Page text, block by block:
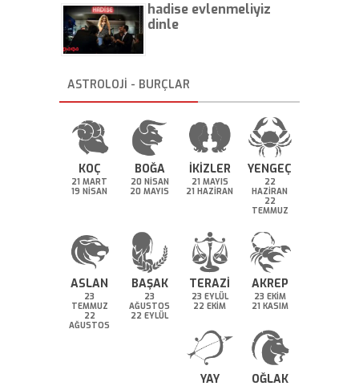
hadise evlenmeliyiz
dinle
ASTROLOJİ - BURÇLAR
KOÇ
21 MART
19 NİSAN
BOĞA
20 NİSAN
20 MAYIS
İKİZLER
21 MAYIS
21 HAZİRAN
YENGEÇ
22
HAZİRAN
22
TEMMUZ
ASLAN
23
TEMMUZ
22
AĞUSTOS
BAŞAK
23
AĞUSTOS
22 EYLÜL
TERAZİ
23 EYLÜL
22 EKİM
AKREP
23 EKİM
21 KASIM
YAY OĞLAK